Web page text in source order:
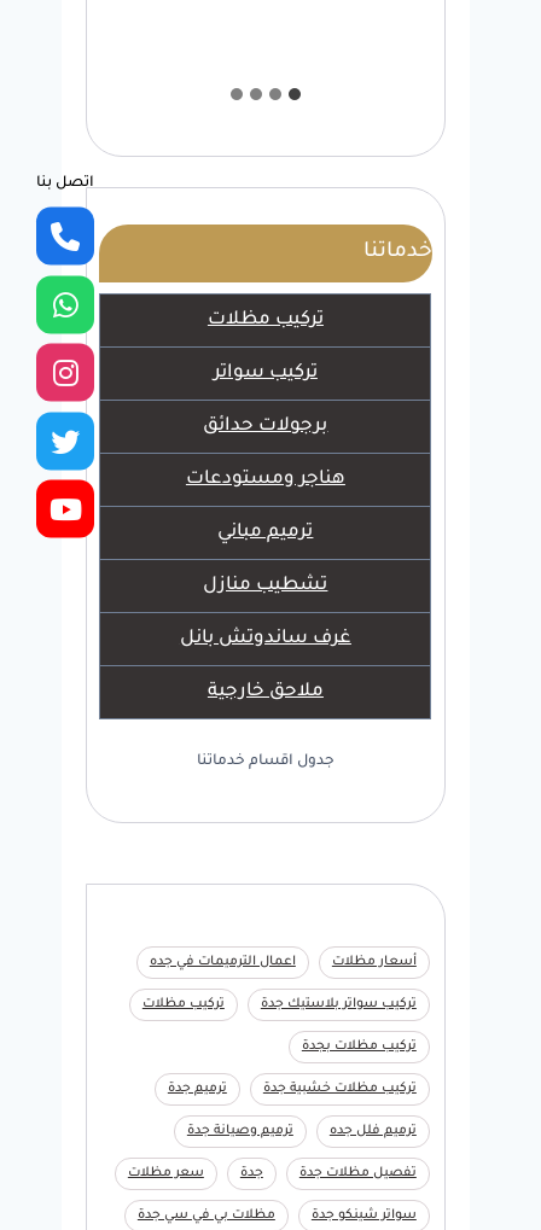
خدماتنا
تركيب مظلات
تركيب سواتر
برجولات حدائق
هناجر ومستودعات
ترميم مباني
تشطيب منازل
غرف ساندوتش بانل
ملاحق خارجية
جدول اقسام خدماتنا
أسعار مظلات اعمال الترميمات في جده
تركيب سواتر بلاستيك جدة تركيب مظلات
تركيب مظلات بجدة
تركيب مظلات خشبية جدة ترميم جدة
ترميم فلل جده ترميم وصيانة جدة
تفصيل مظلات جدة جدة سعر مظلات
سواتر شينكو جدة مظلات بي في سي جدة
اتصل بنا